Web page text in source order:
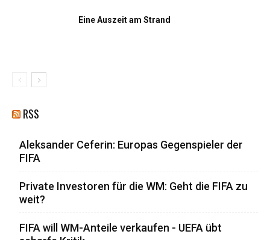
Eine Auszeit am Strand
RSS
Aleksander Ceferin: Europas Gegenspieler der
FIFA
Private Investoren für die WM: Geht die FIFA zu
weit?
FIFA will WM-Anteile verkaufen - UEFA übt